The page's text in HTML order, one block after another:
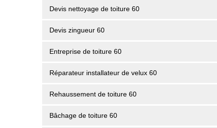
Devis nettoyage de toiture 60
Devis zingueur 60
Entreprise de toiture 60
Réparateur installateur de velux 60
Rehaussement de toiture 60
Bâchage de toiture 60